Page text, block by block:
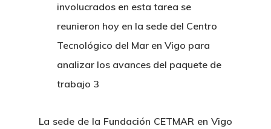
involucrados en esta tarea se
reunieron hoy en la sede del Centro
Tecnológico del Mar en Vigo para
analizar los avances del paquete de
trabajo 3
La sede de la Fundación CETMAR en Vigo